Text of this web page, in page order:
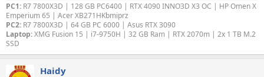
PC1: R7 7800X3D | 128 GB PC6400 | RTX 4090 INNO3D X3 OC | HP Omen X
Emperium 65 | Acer XB271HKbmiprz
PC2: R7 7800X3D | 64 GB PC 6000 | Asus RTX 3090
Laptop:XMG Fusion 15 | i7-9750H | 32 GB Ram | RTX 2070m | 2x 1 TB M.2
SSD
Haidy